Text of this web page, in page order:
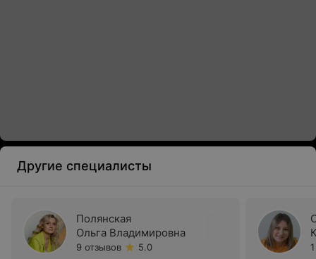
Другие специалисты
Полянская
Ольга Владимировна
9 отзывов
5.0